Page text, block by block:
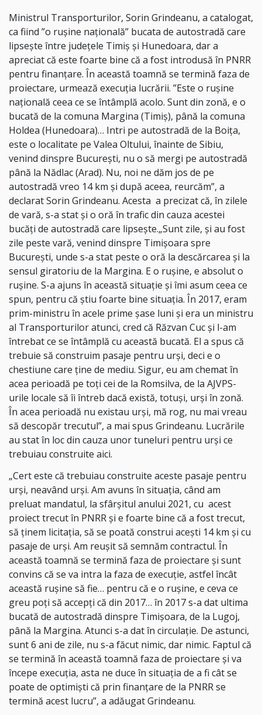
Ministrul Transporturilor, Sorin Grindeanu, a catalogat,
ca fiind ”o ruşine naţională” bucata de autostradă care
lipseşte între judeţele Timiş şi Hunedoara, dar a
apreciat că este foarte bine că a fost introdusă în PNRR
pentru finanţare. În această toamnă se termină faza de
proiectare, urmează execuţia lucrării. ”Este o ruşine
naţională ceea ce se întâmplă acolo. Sunt din zonă, e o
bucată de la comuna Margina (Timiş), până la comuna
Holdea (Hunedoara)… Intri pe autostradă de la Boiţa,
este o localitate pe Valea Oltului, înainte de Sibiu,
venind dinspre Bucureşti, nu o să mergi pe autostradă
până la Nădlac (Arad). Nu, noi ne dăm jos de pe
autostradă vreo 14 km şi după aceea, reurcăm”, a
declarat Sorin Grindeanu. Acesta a precizat că, în zilele
de vară, s-a stat şi o oră în trafic din cauza acestei
bucăţi de autostradă care lipseşte.„Sunt zile, şi au fost
zile peste vară, venind dinspre Timişoara spre
Bucureşti, unde s-a stat peste o oră la descărcarea şi la
sensul giratoriu de la Margina. E o ruşine, e absolut o
ruşine. S-a ajuns în această situaţie şi îmi asum ceea ce
spun, pentru că ştiu foarte bine situaţia. În 2017, eram
prim-ministru în acele prime şase luni şi era un ministru
al Transporturilor atunci, cred că Răzvan Cuc şi l-am
întrebat ce se întâmplă cu această bucată. El a spus că
trebuie să construim pasaje pentru urşi, deci e o
chestiune care ţine de mediu. Sigur, eu am chemat în
acea perioadă pe toţi cei de la Romsilva, de la AJVPS-
urile locale să îi întreb dacă există, totuşi, urşi în zonă.
În acea perioadă nu existau urşi, mă rog, nu mai vreau
să descopăr trecutul”, a mai spus Grindeanu. Lucrările
au stat în loc din cauza unor tuneluri pentru urşi ce
trebuiau construite aici.
„Cert este că trebuiau construite aceste pasaje pentru
urşi, neavând urşi. Am avuns în situaţia, când am
preluat mandatul, la sfârşitul anului 2021, cu acest
proiect trecut în PNRR şi e foarte bine că a fost trecut,
să ţinem licitaţia, să se poată construi aceşti 14 km şi cu
pasaje de urşi. Am reuşit să semnăm contractul. În
această toamnă se termină faza de proiectare şi sunt
convins că se va intra la faza de execuţie, astfel încât
această ruşine să fie… pentru că e o ruşine, e ceva ce
greu poţi să accepţi că din 2017… în 2017 s-a dat ultima
bucată de autostradă dinspre Timişoara, de la Lugoj,
până la Margina. Atunci s-a dat în circulaţie. De astunci,
sunt 6 ani de zile, nu s-a făcut nimic, dar nimic. Faptul că
se termină în această toamnă faza de proiectare şi va
începe execuţia, asta ne duce în situaţia de a fi cât se
poate de optimişti că prin finanţare de la PNRR se
termină acest lucru”, a adăugat Grindeanu.